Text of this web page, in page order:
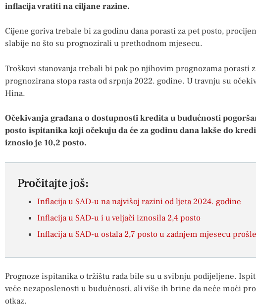
inflacija vratiti na ciljane razine.
Cijene goriva trebale bi za godinu dana porasti za pet posto,
slabije no što su prognozirali u prethodnom mjesecu.
Troškovi stanovanja trebali bi pak po njihovim prognozama porasti
prognozirana stopa rasta od srpnja 2022. godine. U travnju su
Hina.
Očekivanja građana o dostupnosti kredita u budućnosti
posto ispitanika koji očekuju da će za godinu dana lakše do
iznosio je 10,2 posto.
Pročitajte još:
Inflacija u SAD-u na najvišoj razini od ljeta 2024. godine
Inflacija u SAD-u i u veljači iznosila 2,4 posto
Inflacija u SAD-u ostala 2,7 posto u zadnjem mjesecu
Prognoze ispitanika o tržištu rada bile su u svibnju podijeljene.
veće nezaposlenosti u budućnosti, ali više ih brine da neće moći
otkaz.